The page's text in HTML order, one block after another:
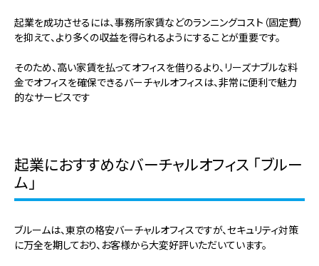
起業を成功させるには、事務所家賃などのランニングコスト（固定費）
を抑えて、より多くの収益を得られるようにすることが重要です。
そのため、高い家賃を払ってオフィスを借りるより、リーズナブルな料
金でオフィスを確保できるバーチャルオフィスは、非常に便利で魅力
的なサービスです
起業におすすめなバーチャルオフィス 「ブルー
ム」
ブルームは、東京の格安バーチャルオフィスですが、セキュリティ対策
に万全を期しており、お客様から大変好評いただいています。